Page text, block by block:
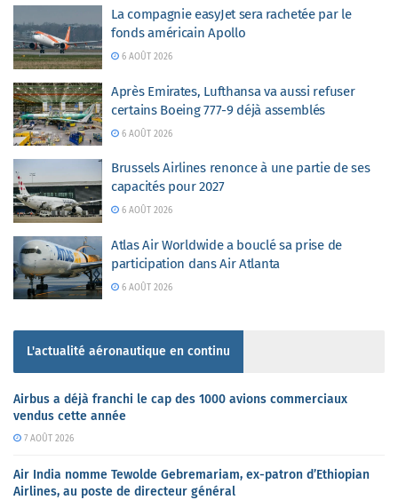
La compagnie easyJet sera rachetée par le
fonds américain Apollo
6 AOÛT 2026
Après Emirates, Lufthansa va aussi refuser
certains Boeing 777-9 déjà assemblés
6 AOÛT 2026
Brussels Airlines renonce à une partie de ses
capacités pour 2027
6 AOÛT 2026
Atlas Air Worldwide a bouclé sa prise de
participation dans Air Atlanta
6 AOÛT 2026
L'actualité aéronautique en continu
Airbus a déjà franchi le cap des 1000 avions commerciaux
vendus cette année
7 AOÛT 2026
Air India nomme Tewolde Gebremariam, ex-patron d’Ethiopian
Airlines, au poste de directeur général